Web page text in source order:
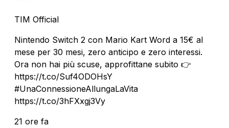
TIM Official
Nintendo Switch 2 con Mario Kart Word a 15€ al
mese per 30 mesi, zero anticipo e zero interessi.
Ora non hai più scuse, approfittane subito 👉
https://t.co/Suf4ODOHsY
#UnaConnessioneAllungaLaVita
https://t.co/3hFXxgj3Vy
21 ore fa